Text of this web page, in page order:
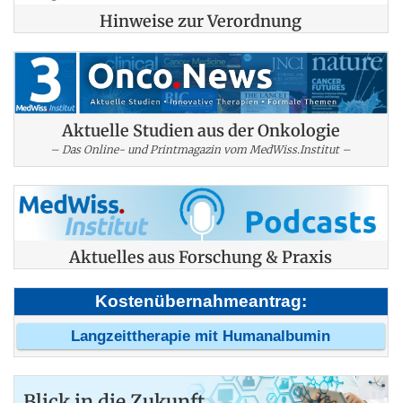
Hinweise zur Verordnung
Aktuelle Studien aus der Onkologie
– Das Online- und Printmagazin vom MedWiss.Institut –
Aktuelles aus Forschung & Praxis
Kostenübernahmeantrag:
Langzeittherapie mit Humanalbumin